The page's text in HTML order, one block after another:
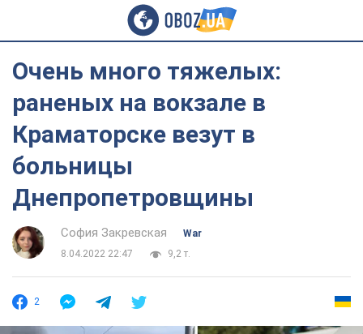
Очень много тяжелых:
раненых на вокзале в
Краматорске везут в
больницы
Днепропетровщины
София Закревская
War
8.04.2022 22:47
9,2 т.
2